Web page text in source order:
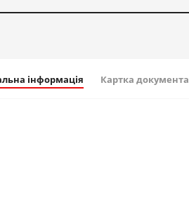
інформація Картка документа